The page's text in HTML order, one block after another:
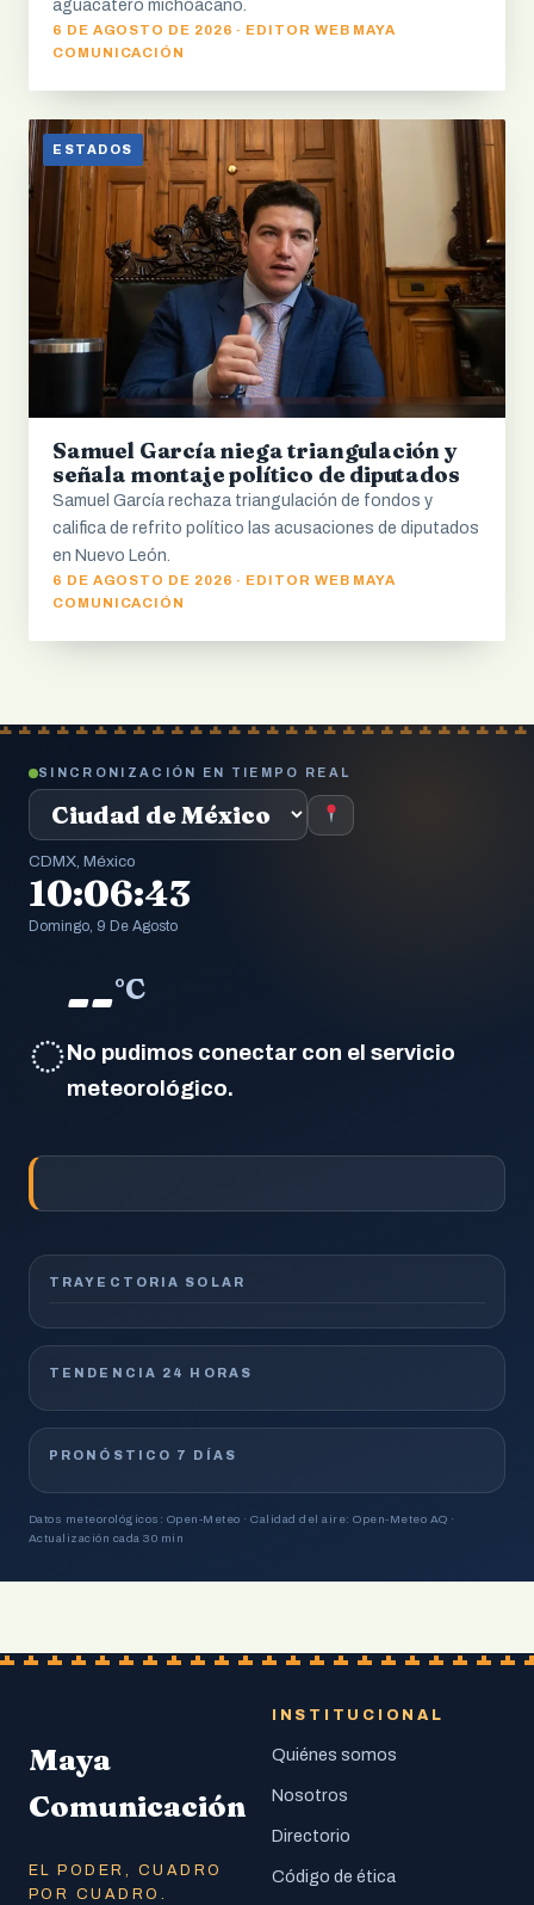
aguacatero michoacano.
6 DE AGOSTO DE 2026 · EDITOR WEB MAYA
COMUNICACIÓN
ESTADOS
Samuel García niega triangulación y
señala montaje político de diputados
Samuel García rechaza triangulación de fondos y
califica de refrito político las acusaciones de diputados
en Nuevo León.
6 DE AGOSTO DE 2026 · EDITOR WEB MAYA
COMUNICACIÓN
SINCRONIZACIÓN EN TIEMPO REAL
CDMX, México
10:06:43
Domingo, 9 De Agosto
◌
--°C
No pudimos conectar con el servicio
meteorológico.
TRAYECTORIA SOLAR
TENDENCIA 24 HORAS
PRONÓSTICO 7 DÍAS
Datos meteorológicos: Open-Meteo · Calidad del aire: Open-Meteo AQ ·
Actualización cada 30 min
Maya
Comunicación
EL PODER, CUADRO
POR CUADRO.
INSTITUCIONAL
Quiénes somos
Nosotros
Directorio
Código de ética